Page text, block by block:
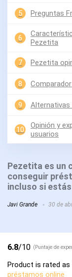
5 Preguntas
6
Pezetita
7 Pezetita
8
9
10
Opinión y
usuarios
Pezetita es un
conseguir
incluso si estás
Javi Grande 30 de
6.8/10 (Puntaje de
Product is rated as
préstamos online